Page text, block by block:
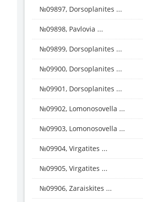
№09897, Dorsoplanites ...
№09898, Pavlovia ...
№09899, Dorsoplanites ...
№09900, Dorsoplanites ...
№09901, Dorsoplanites ...
№09902, Lomonosovella ...
№09903, Lomonosovella ...
№09904, Virgatites ...
№09905, Virgatites ...
№09906, Zaraiskites ...